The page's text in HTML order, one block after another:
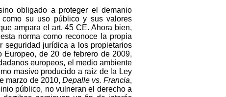
obligado a proteger el demanio
su uso público y sus valores
ampara el art. 45 CE. Ahora bien,
norma como reconoce la propia
seguridad jurídica a los propietarios
Europeo, de 20 de febrero de 2009,
europeos, el medio ambiente
masivo producido a raíz de la Ley
marzo de 2010, Depalle vs. Francia,
público, no vulneran el derecho a